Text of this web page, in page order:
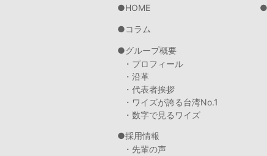
HOME
コラム
グループ概要
・プロフィール
・沿革
・代表者挨拶
・ワイズが誇る台湾No.1
・数字で見るワイズ
採用情報
・先輩の声